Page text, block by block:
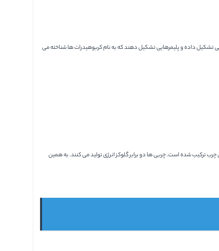
تشکیل داده و پلیمرهایی تشکیل دهند که به نام کربوهیدرات ها شناخته می
ترکیب شده است. چربی ها دو برابر گلوکز انرژی تولید می کنند. به همین